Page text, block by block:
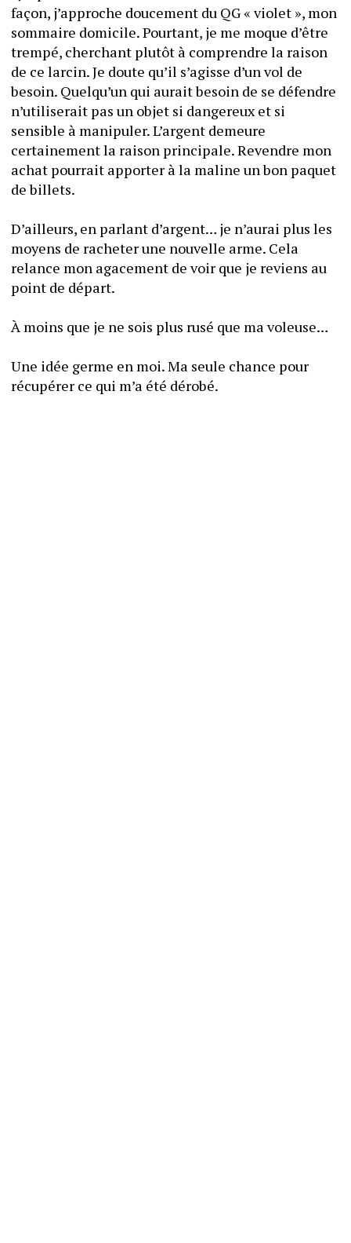
façon, j’approche doucement du QG « violet », mon
sommaire domicile. Pourtant, je me moque d’être
trempé, cherchant plutôt à comprendre la raison
de ce larcin. Je doute qu’il s’agisse d’un vol de
besoin. Quelqu’un qui aurait besoin de se défendre
n’utiliserait pas un objet si dangereux et si
sensible à manipuler. L’argent demeure
certainement la raison principale. Revendre mon
achat pourrait apporter à la maline un bon paquet
de billets.
D’ailleurs, en parlant d’argent… je n’aurai plus les
moyens de racheter une nouvelle arme. Cela
relance mon agacement de voir que je reviens au
point de départ.
Une idée germe en moi. Ma seule chance pour
récupérer ce qui m’a été dérobé.